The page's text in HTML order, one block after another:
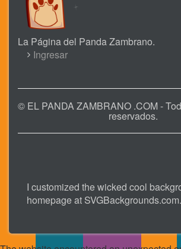
La Página del Panda Zambrano.
USER
MENU
Ingresar
© EL PANDA ZAMBRANO .COM -
reservados.
I customized the wicked cool
homepage at SVGBackgrounds.com.